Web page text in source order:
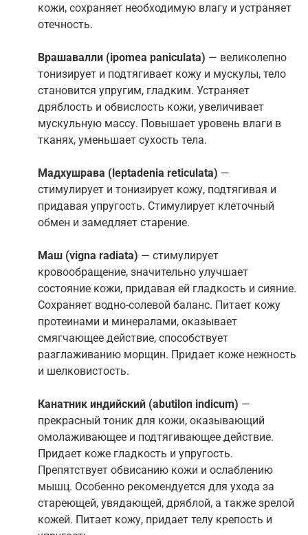
кожи, сохраняет необходимую влагу и устраняет
отечность.
Врашавалли (ipomea paniculata) — великолепно
тонизирует и подтягивает кожу и мускулы, тело
становится упругим, гладким. Устраняет
дряблость и обвислость кожи, увеличивает
мускульную массу. Повышает уровень влаги в
тканях, уменьшает сухость тела.
Мадхушрава (leptadenia reticulata) —
стимулирует и тонизирует кожу, подтягивая и
придавая упругость. Стимулирует клеточный
обмен и замедляет старение.
Маш (vigna radiata) — cтимулирует
кровообращение, значительно улучшает
состояние кожи, придавая ей гладкость и сияние.
Сохраняет водно-солевой баланс. Питает кожу
протеинами и минералами, оказывает
смягчающее действие, способствует
разглаживанию морщин. Придает коже нежность
и шелковистость.
Канатник индийский (abutilon indicum) —
прекрасный тоник для кожи, оказывающий
омолаживающее и подтягивающее действие.
Придает коже гладкость и упругость.
Препятствует обвисанию кожи и ослаблению
мышц. Особенно рекомендуется для ухода за
стареющей, увядающей, дряблой, а также зрелой
кожей. Питает кожу, придает телу крепость и